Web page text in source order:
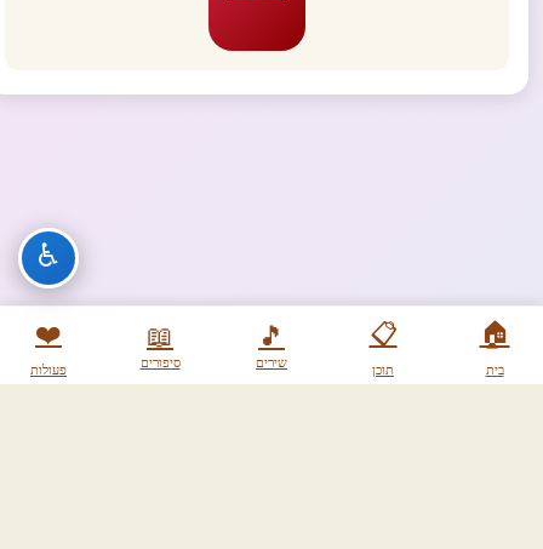
🏠
בית
📋
תוכן
🎵
שירים
📖
סיפורים
❤️
פעולות
♿